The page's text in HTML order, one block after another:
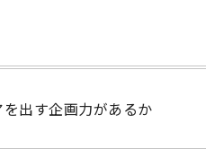
出す企画力があるか